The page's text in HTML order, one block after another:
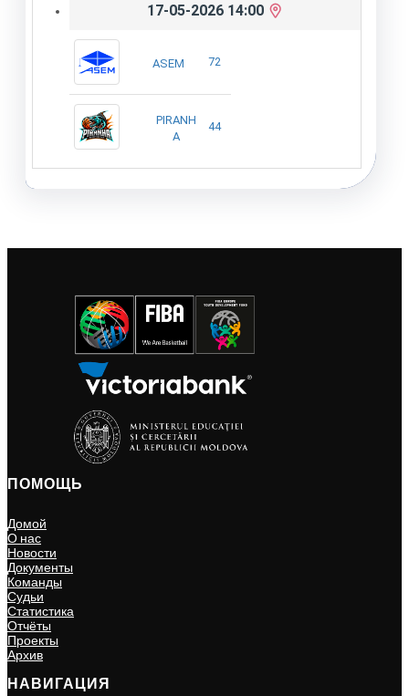
17-05-2026 14:00
ASEM 72
PIRANH
A
44
ПОМОЩЬ
Домой
О нас
Новости
Документы
Команды
Судьи
Статистика
Отчёты
Проекты
Архив
НАВИГАЦИЯ